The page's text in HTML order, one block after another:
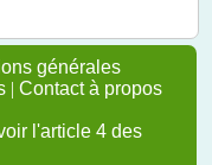
générales
| Contact à propos
l'article 4 des